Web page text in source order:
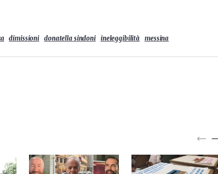
dimissioni donatella sindoni ineleggibilità messina